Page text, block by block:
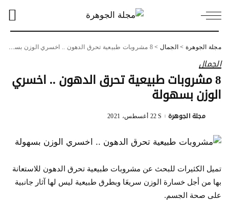
مجلة الجوهرة > الجمال >8 مشروبات طبيعية تحرق الدهون .. اخسري الوزن بسهولة
الجمال
8 مشروبات طبيعية تحرق الدهون .. اخسري
الوزن بسهولة
Posted
مجلة الجوهرة 22 أغسطس، 2021
تميل الكثيرات للبحث عن مشروبات طبيعية تحرق الدهون للاستعانة
بها من أجل خسارة الوزن سريعَا وبطرق طبيعية ليس لها آثار جانبية
على صحة الجسم.